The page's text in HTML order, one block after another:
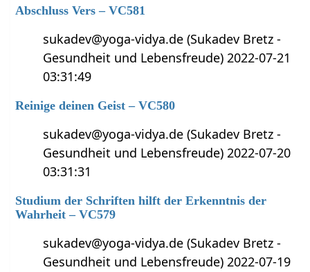
Abschluss Vers – VC581
sukadev@yoga-vidya.de (Sukadev Bretz -
Gesundheit und Lebensfreude) 2022-07-21
03:31:49
Reinige deinen Geist – VC580
sukadev@yoga-vidya.de (Sukadev Bretz -
Gesundheit und Lebensfreude) 2022-07-20
03:31:31
Studium der Schriften hilft der Erkenntnis der
Wahrheit – VC579
sukadev@yoga-vidya.de (Sukadev Bretz -
Gesundheit und Lebensfreude) 2022-07-19